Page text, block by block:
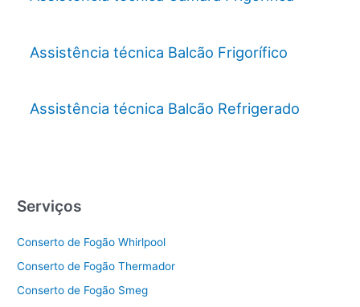
Assistência técnica Balcão Frigorífico
Assistência técnica Balcão Refrigerado
Serviços
Conserto de Fogão Whirlpool
Conserto de Fogão Thermador
Conserto de Fogão Smeg